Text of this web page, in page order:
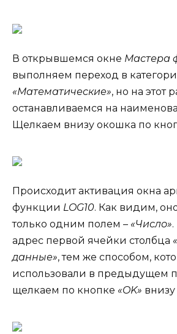
В открывшемся окне Мастера
выполняем переход в
«Математические», но на этот
останавливаемся на
Щелкаем внизу окошка по
Происходит активация окна
функции LOG10. Как видим,
только одним полем – «Число»
адрес первой ячейки столбца
данные», тем же способом,
использовали в предыдущем
щелкаем по кнопке «OK» внизу